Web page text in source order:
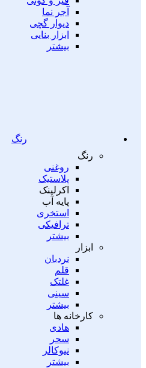
آجر نما
دیوار گچی
ابزار بنایی
بیشتر
رنگ
رنگ
روغنی
پلاستیک
اکرلینک
پایه آب
استخری
ترافیکی
بیشتر
ابزار
نردبان
قلم
غلتک
سینی
بیشتر
کارخانه ها
هادی
سحر
نیوکالر
بیشتر